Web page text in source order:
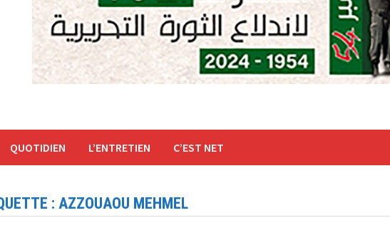
QUOTIDIEN L’ENTRETIEN C’EST NET
:AZZOUAOU MEHMEL